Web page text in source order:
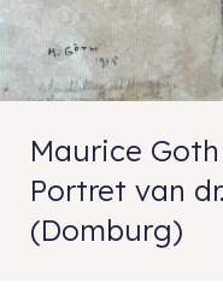
Maurice Goth
Portret van
(Domburg)